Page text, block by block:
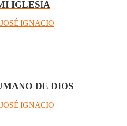
IGLESIA
IGNACIO
DE DIOS
IGNACIO